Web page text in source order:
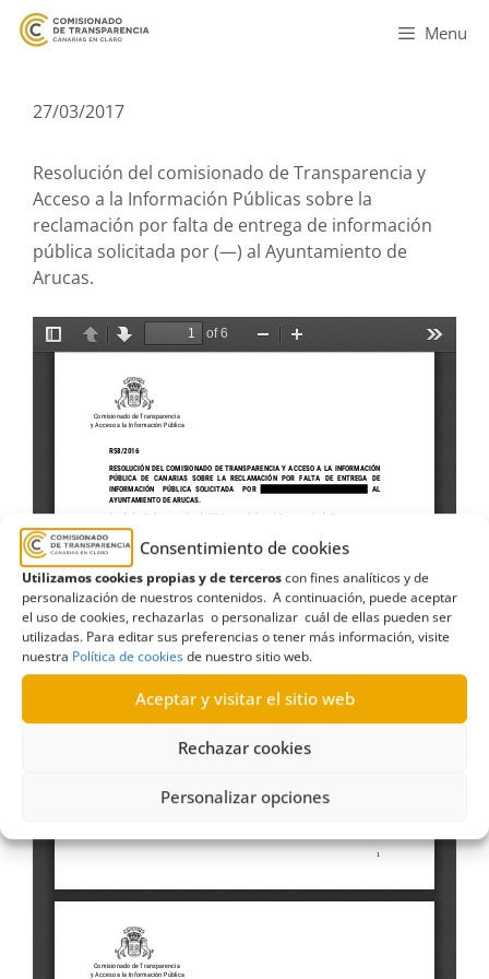
Consentimiento de cookies
Utilizamos cookies propias y de terceroscon fines analíticos y de
personalización de nuestros contenidos. A continuación, puede aceptar
el uso de cookies, rechazarlas o personalizar cuál de ellas pueden ser
utilizadas. Para editar sus preferencias o tener más información, visite
nuestra Política de cookiesde nuestro sitio web.
Aceptar y visitar el sitio web
Rechazar cookies
Personalizar opciones
Menu
27/03/2017
Resolución del comisionado de Transparencia y
Acceso a la Información Públicas sobre la
reclamación por falta de entrega de información
pública solicitada por (—) al Ayuntamiento de
Arucas.